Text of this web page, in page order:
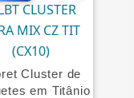
Cluster de
em Titânio